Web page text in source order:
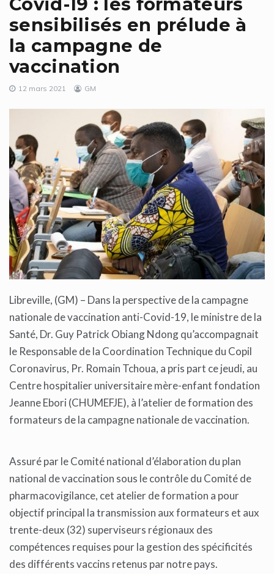
sensibilisés en prélude à
la campagne de
vaccination
12 mars 2021 GM
Libreville, (GM) – Dans la perspective de la campagne
nationale de vaccination anti-Covid-19, le ministre de la
Santé, Dr. Guy Patrick Obiang Ndong qu’accompagnait
le Responsable de la Coordination Technique du Copil
Coronavirus, Pr. Romain Tchoua, a pris part ce jeudi, au
Centre hospitalier universitaire mère-enfant fondation
Jeanne Ebori (CHUMEFJE), à l’atelier de formation des
formateurs de la campagne nationale de vaccination.
Assuré par le Comité national d’élaboration du plan
national de vaccination sous le contrôle du Comité de
pharmacovigilance, cet atelier de formation a pour
objectif principal la transmission aux formateurs et aux
trente-deux (32) superviseurs régionaux des
compétences requises pour la gestion des spécificités
des différents vaccins retenus par notre pays.